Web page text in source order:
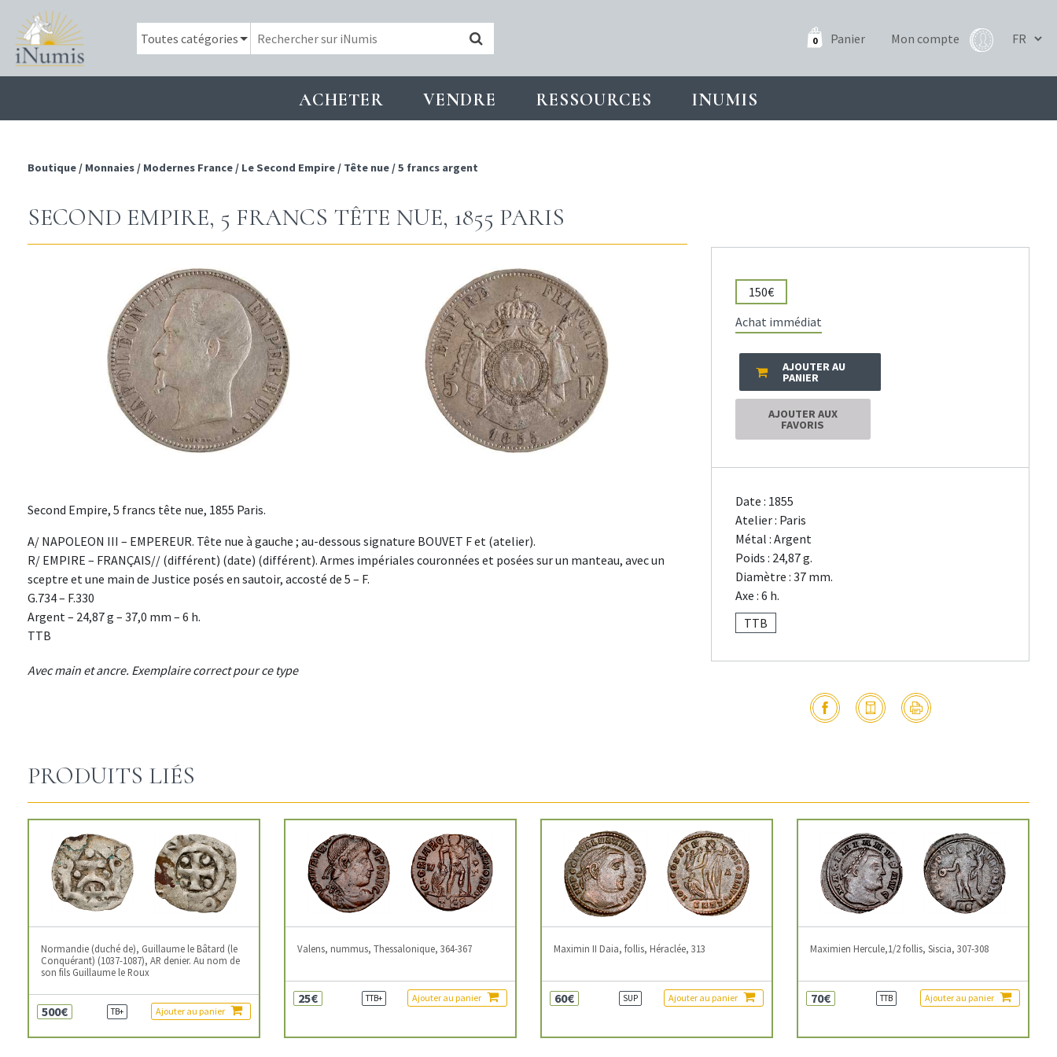
0 Panier Mon compte
ACHETER VENDRE RESSOURCES INUMIS
Boutique / Monnaies / Modernes France / Le Second Empire / Tête nue /5 francs argent
SECOND EMPIRE, 5 FRANCS TÊTE NUE, 1855 PARIS
Second Empire, 5 francs tête nue, 1855 Paris.
A/ NAPOLEON III – EMPEREUR. Tête nue à gauche ; au-dessous signature BOUVET F et (atelier).
R/ EMPIRE – FRANÇAIS// (différent) (date) (différent). Armes impériales couronnées et posées sur un manteau, avec un
sceptre et une main de Justice posés en sautoir, accosté de 5 – F.
G.734 – F.330
Argent – 24,87 g – 37,0 mm – 6 h.
TTB
Avec main et ancre. Exemplaire correct pour ce type
150€
Achat immédiat
AJOUTER AU
PANIER
AJOUTER AUX
FAVORIS
Date : 1855
Atelier : Paris
Métal : Argent
Poids : 24,87 g.
Diamètre : 37 mm.
Axe : 6 h.
TTB
PRODUITS LIÉS
Normandie (duché de), Guillaume le Bâtard (le
Conquérant) (1037-1087), AR denier. Au nom de
son fils Guillaume le Roux
500€ TB+ Ajouter au panier
Valens, nummus, Thessalonique, 364-367
25€ TTB+ Ajouter au panier
Maximin II Daia, follis, Héraclée, 313
60€ SUP Ajouter au panier
Maximien Hercule,1/2 follis, Siscia, 307-308
70€ TTB Ajouter au panier